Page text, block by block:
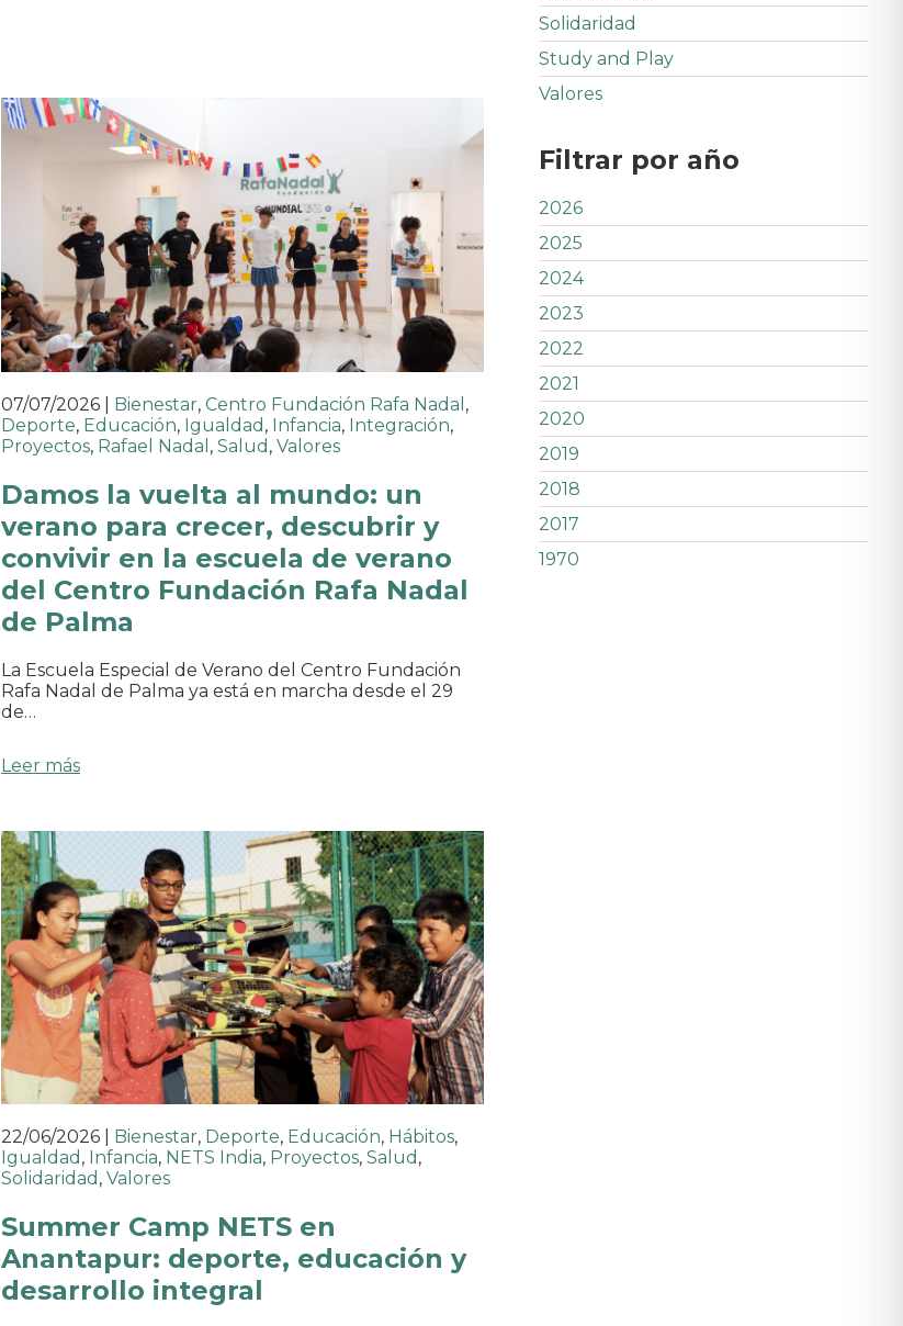
07/07/2026 Bienestar, Centro Fundación Rafa Nadal ,
Deporte, Educación, Igualdad , Infancia, Integración,
Proyectos, Rafael Nadal , Salud , Valores
Damos la vuelta al mundo: un
verano para crecer, descubrir y
convivir en la escuela de verano
del Centro Fundación Rafa Nadal
de Palma
La Escuela Especial de Verano del Centro Fundación
Rafa Nadal de Palma ya está en marcha desde el 29
de…
Leer más
22/06/2026 Bienestar, Deporte, Educación, Hábitos,
Igualdad , Infancia, NETS India, Proyectos, Salud ,
Solidaridad , Valores
Summer Camp NETS en
Anantapur: deporte, educación y
desarrollo integral
Solidaridad
Study and Play
Valores
Filtrar por año
2026
2025
2024
2023
2022
2021
2020
2019
2018
2017
1970